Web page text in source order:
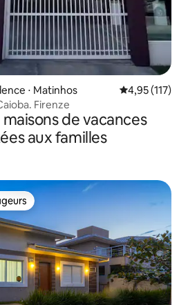
⋅ Matinhos Évaluation
4,95 (117)
Firenze
de vacances
aux familles
les plus appréciés